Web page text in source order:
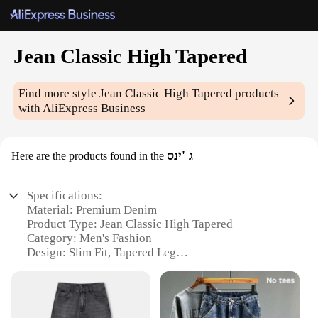
Jean Classic High Tapered
Find more styleJean Classic High Tapered products
with AliExpress Business
Here are the products found in the ג 'ינס
Specifications:
Material: Premium Denim
Product Type: Jean Classic High Tapered
Category: Men's Fashion
Design: Slim Fit, Tapered Leg
Size Range: Available in multiple sizes
Performance: Durable, Comfortable Fit